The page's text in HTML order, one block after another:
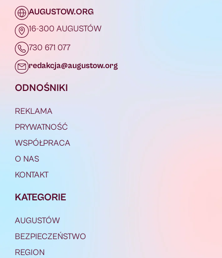
AUGUSTOW.ORG
16-300 AUGUSTÓW
730 671 077
redakcja@augustow.org
ODNOŚNIKI
REKLAMA
PRYWATNOŚĆ
WSPÓŁPRACA
O NAS
KONTAKT
KATEGORIE
AUGUSTÓW
BEZPIECZEŃSTWO
REGION